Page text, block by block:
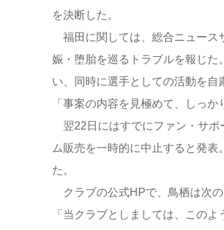
を決断した。
福田に関しては、総合ニュース
娠・堕胎を巡るトラブルを報じ
い、同時に選手としての活動を自
「事案の内容を見極めて、しっか
翌22日にはすでにファン・サポ
ム販売を一時的に中止すると発
た。
クラブの公式HPで、鳥栖は次の
「当クラブとしましては、この